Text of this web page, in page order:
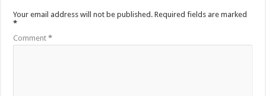
Your email address will not be published. Required fields are marked
*
Comment*